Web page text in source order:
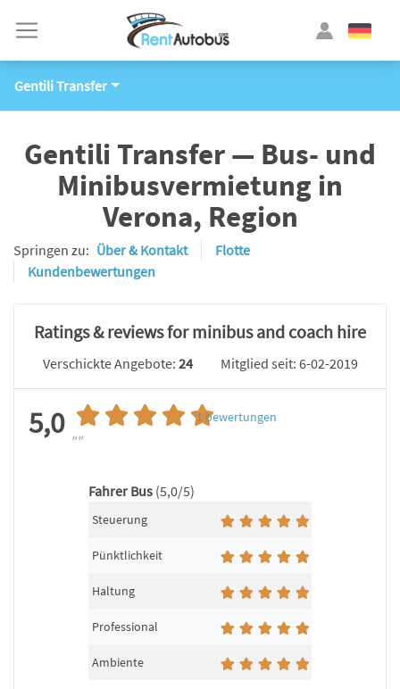
Gentili Transfer
Gentili Transfer — Bus- und
Minibusvermietung in
Verona, Region
Springen zu: Über & Kontakt
Flotte
Kundenbewertungen
Ratings & reviews for minibus and coach hire
Verschickte Angebote: 24 Mitglied seit: 6-02-2019
5,0 1 bewertungen
""
Fahrer Bus (5,0/5)
Steuerung
Pünktlichkeit
Haltung
Professional
Ambiente